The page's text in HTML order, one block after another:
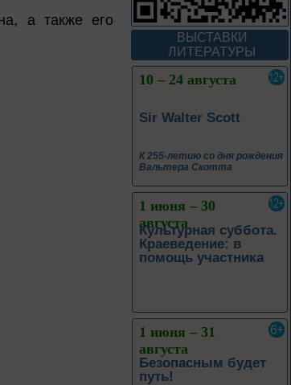
а также его
ВЫСТАВКИ
ЛИТЕРАТУРЫ
95 лет со дня рождения
композитора Микаэла
Леоновича Таривердиева
10 – 24 августа
Sir Walter Scott
К 255-летию со дня рождения
Вальтера Скотта
1 июня – 30
августа
Культурная суббота.
Краеведение: в
помощь участника
1 июня – 31
августа
Безопасным будет
путь!